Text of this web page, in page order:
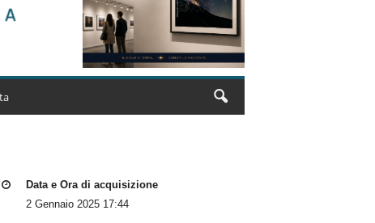
Data e Ora di acquisizione
2 Gennaio 2025 17:44